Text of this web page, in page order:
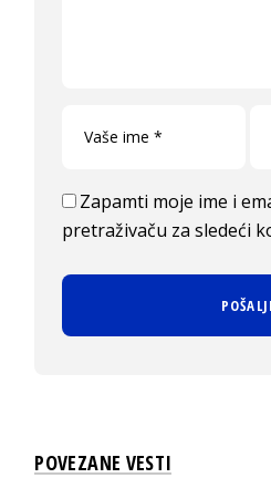
Zapamti moje ime i
pretraživaču za sledeći
POVEZANE VESTI